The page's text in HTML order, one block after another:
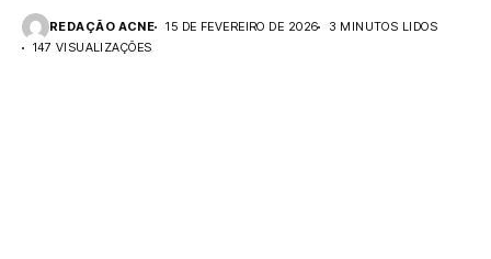
REDAÇÃO ACNE 15 DE FEVEREIRO DE 2026
3 MINUTOS LIDOS
147 VISUALIZAÇÕES